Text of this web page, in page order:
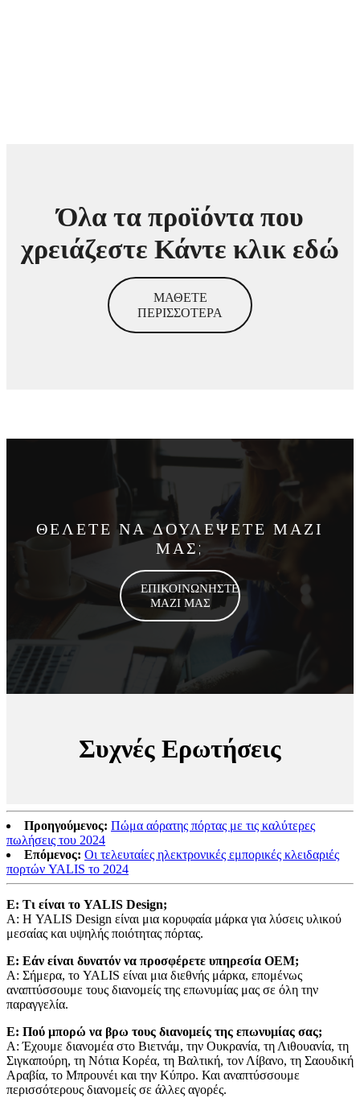
Όλα τα προϊόντα που
χρειάζεστε Κάντε κλικ εδώ
ΜΑΘΕΤΕ
ΠΕΡΙΣΣΟΤΕΡΑ
ΘΕΛΕΤΕ ΝΑ ΔΟΥΛΕΨΕΤΕ ΜΑΖΙ
ΜΑΣ;
ΕΠΙΚΟΙΝΩΝΗΣΤΕ
ΜΑΖΙ ΜΑΣ
Συχνές Ερωτήσεις
Προηγούμενος: Πώμα αόρατης πόρτας με τις καλύτερες
πωλήσεις του 2024
Επόμενος: Οι τελευταίες ηλεκτρονικές εμπορικές κλειδαριές
πορτών YALIS το 2024
Ε: Τι είναι το YALIS Design;
A: Η YALIS Design είναι μια κορυφαία μάρκα για λύσεις υλικού
μεσαίας και υψηλής ποιότητας πόρτας.
Ε: Εάν είναι δυνατόν να προσφέρετε υπηρεσία OEM;
Α: Σήμερα, το YALIS είναι μια διεθνής μάρκα, επομένως
αναπτύσσουμε τους διανομείς της επωνυμίας μας σε όλη την
παραγγελία.
Ε: Πού μπορώ να βρω τους διανομείς της επωνυμίας σας;
Α: Έχουμε διανομέα στο Βιετνάμ, την Ουκρανία, τη Λιθουανία, τη
Σιγκαπούρη, τη Νότια Κορέα, τη Βαλτική, τον Λίβανο, τη Σαουδική
Αραβία, το Μπρουνέι και την Κύπρο. Και αναπτύσσουμε
περισσότερους διανομείς σε άλλες αγορές.